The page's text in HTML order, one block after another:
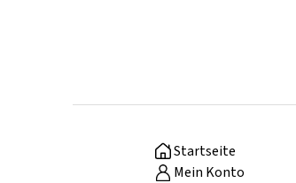
Startseite
Mein Konto